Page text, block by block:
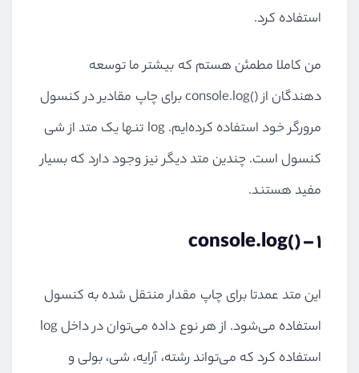
استفاده کرد.
من کاملا مطمئن هستم که بیشتر ما توسعه
دهندگان از ()console.logبرای چاپ مقادیر در کنسول
مرورگر خود استفاده کرده‌ایم. log تنها یک متد از شی
کنسول است. چندین متد دیگر نیز وجود دارد که بسیار
مفید هستند.
1 –
console.log()
این متد عمدتا برای چاپ مقدار منتقل شده به کنسول
استفاده می‌شود. از هر نوع داده می‌توان در داخل log
استفاده کرد که می‌تواند رشته، آرایه، شی، بولی و